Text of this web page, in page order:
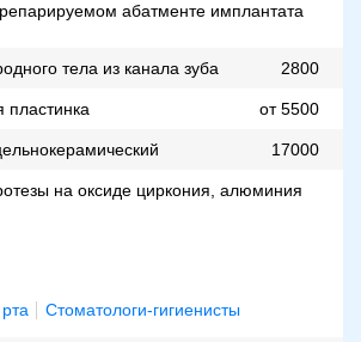
абатменте имплантата
тела из канала зуба 2800
пластинка от 5500
17000
на оксиде циркония, алюминия
Стоматологи-гигиенисты